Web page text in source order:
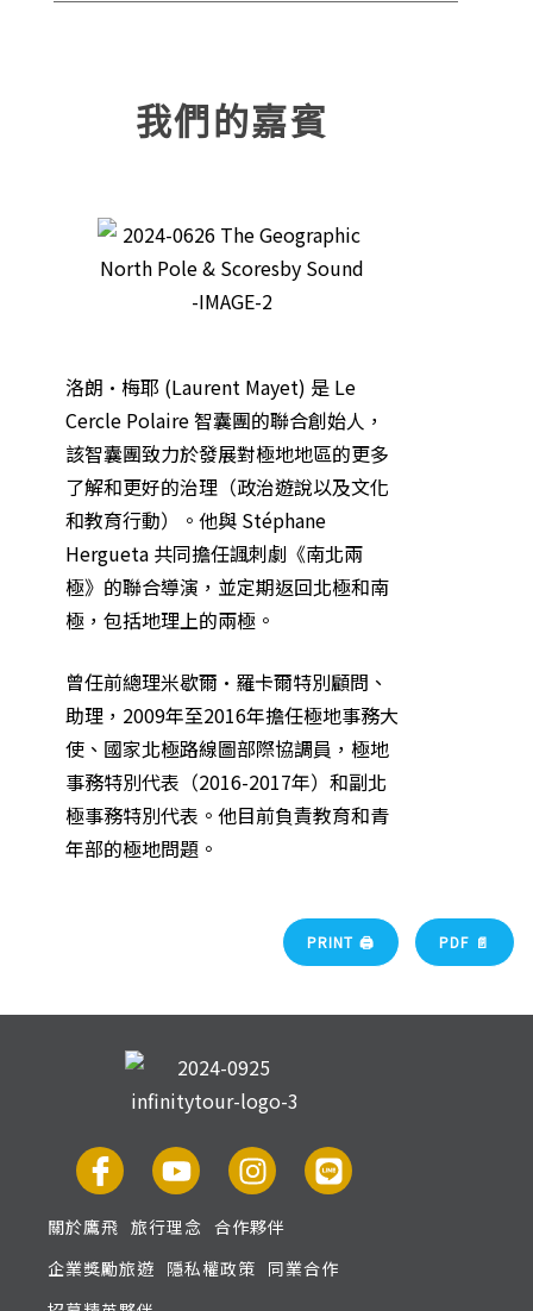
我們的嘉賓
洛朗·梅耶 (Laurent Mayet) 是 Le
Cercle Polaire 智囊團的聯合創始人，
該智囊團致力於發展對極地地區的更多
了解和更好的治理（政治遊說以及文化
和教育行動）。他與 Stéphane
Hergueta 共同擔任諷刺劇《南北兩
極》的聯合導演，並定期返回北極和南
極，包括地理上的兩極。
曾任前總理米歇爾·羅卡爾特別顧問、
助理，2009年至2016年擔任極地事務大
使、國家北極路線圖部際協調員，極地
事務特別代表（2016-2017年）和副北
極事務特別代表。他目前負責教育和青
年部的極地問題。
PRINT 🖨 PDF 📄
關於鷹飛 旅行理念 合作夥伴
企業獎勵旅遊 隱私權政策 同業合作